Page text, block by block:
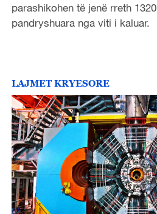
parashikohen të jenë rreth
pandryshuara nga viti i kaluar.
LAJMET KRYESORE